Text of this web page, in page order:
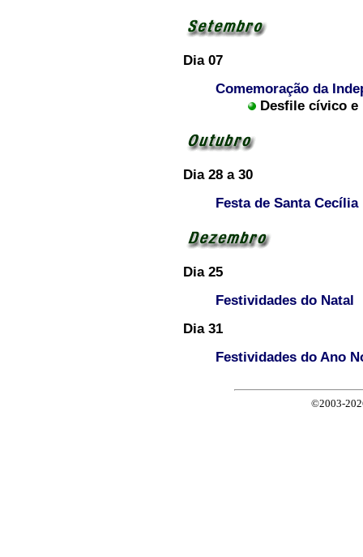
Dia 07
Comemoração da
Desfile cívico
Dia 28 a 30
Festa de Santa Cecília
Dia 25
Festividades do Natal
Dia 31
Festividades do Ano
©2003-